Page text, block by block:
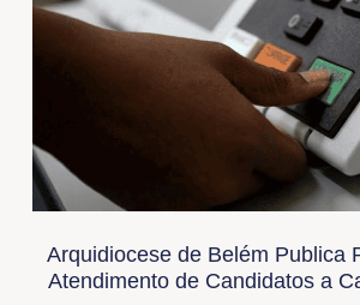
Arquidiocese de Belém Publica
Atendimento de Candidatos a